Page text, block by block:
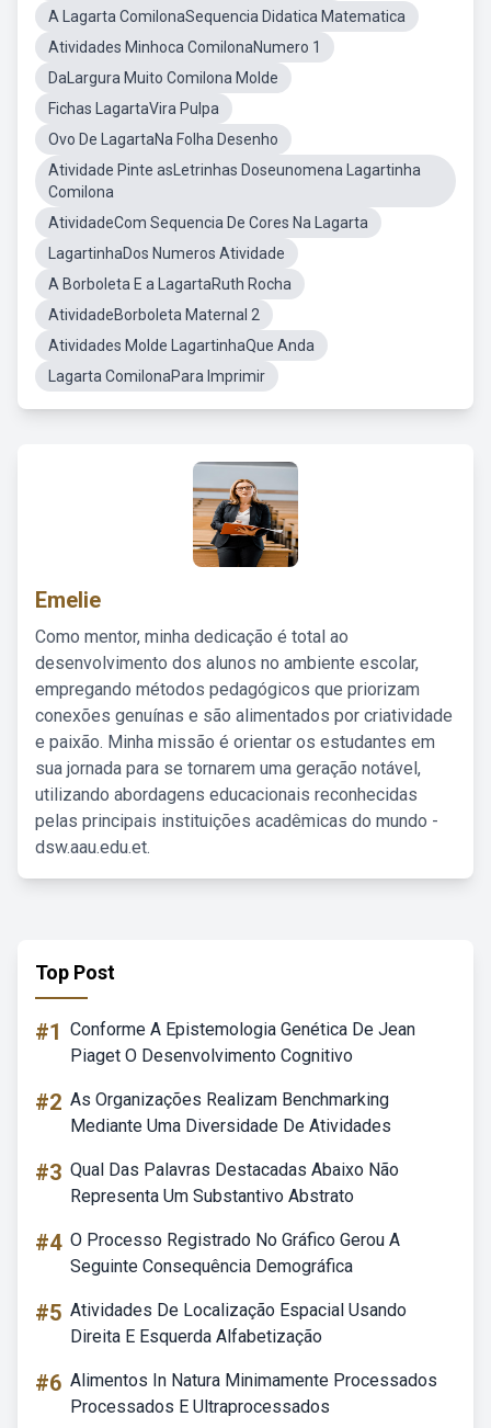
A Lagarta ComilonaSequencia Didatica Matematica
Atividades Minhoca ComilonaNumero 1
DaLargura Muito Comilona Molde
Fichas LagartaVira Pulpa
Ovo De LagartaNa Folha Desenho
Atividade Pinte asLetrinhas Doseunomena Lagartinha
Comilona
AtividadeCom Sequencia De Cores Na Lagarta
LagartinhaDos Numeros Atividade
A Borboleta E a LagartaRuth Rocha
AtividadeBorboleta Maternal 2
Atividades Molde LagartinhaQue Anda
Lagarta ComilonaPara Imprimir
Emelie
Como mentor, minha dedicação é total ao
desenvolvimento dos alunos no ambiente escolar,
empregando métodos pedagógicos que priorizam
conexões genuínas e são alimentados por criatividade
e paixão. Minha missão é orientar os estudantes em
sua jornada para se tornarem uma geração notável,
utilizando abordagens educacionais reconhecidas
pelas principais instituições acadêmicas do mundo -
dsw.aau.edu.et.
Top Post
#1 Conforme A Epistemologia Genética De Jean
Piaget O Desenvolvimento Cognitivo
#2 As Organizações Realizam Benchmarking
Mediante Uma Diversidade De Atividades
#3 Qual Das Palavras Destacadas Abaixo Não
Representa Um Substantivo Abstrato
#4 O Processo Registrado No Gráfico Gerou A
Seguinte Consequência Demográfica
#5 Atividades De Localização Espacial Usando
Direita E Esquerda Alfabetização
#6 Alimentos In Natura Minimamente Processados
Processados E Ultraprocessados